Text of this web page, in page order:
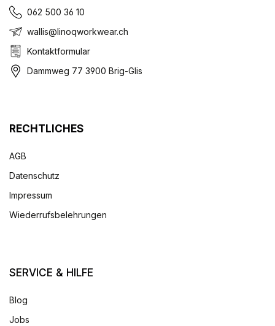
062 500 36 10
wallis@linoqworkwear.ch
Kontaktformular
Dammweg 77 3900 Brig-Glis
RECHTLICHES
AGB
Datenschutz
Impressum
Wiederrufsbelehrungen
SERVICE & HILFE
Blog
Jobs